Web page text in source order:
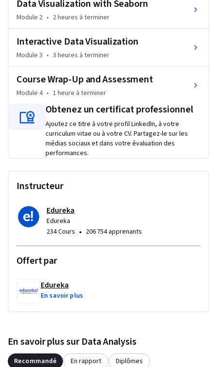
- Understand the importance of various visualization
datasets.
- Create professional-quality visuals with Matplotlib,
- Develop interactive dashboards and visuals with Plotly and
IPyWidgets.
- Perform EDA on complex datasets and deploy the results
using Streamlit.
This course is ideal for learners with foundational
knowledge of Python programming and a basic
Python programmer looking to sharpen your data
visualization skills, this course equips you with the tools to
transform raw data into meaningful stories.
Elevate your data analysis journey—enroll in Data
Visualization and Exploratory Data Analysis with Python
Data Visualization with Seaborn
Module 2 • 2 heures à terminer
Interactive Data Visualization
Module 3 • 3 heures à terminer
Course Wrap-Up and Assessment
Module 4 • 1 heure à terminer
Obtenez un certificat professionnel
Ajoutez ce titre à votre profil LinkedIn, à votre
curriculum vitae ou à votre CV. Partagez-le sur les
médias sociaux et dans votre évaluation des
performances.
Instructeur
Edureka
Edureka
234 Cours • 206 754 apprenants
Offert par
Edureka
En savoir plus
En savoir plus sur Data Analysis
Recommandé En rapport Diplômes